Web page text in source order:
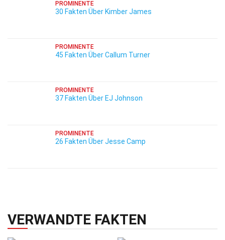
PROMINENTE
30 Fakten Über Kimber James
PROMINENTE
45 Fakten Über Callum Turner
PROMINENTE
37 Fakten Über EJ Johnson
PROMINENTE
26 Fakten Über Jesse Camp
VERWANDTE FAKTEN